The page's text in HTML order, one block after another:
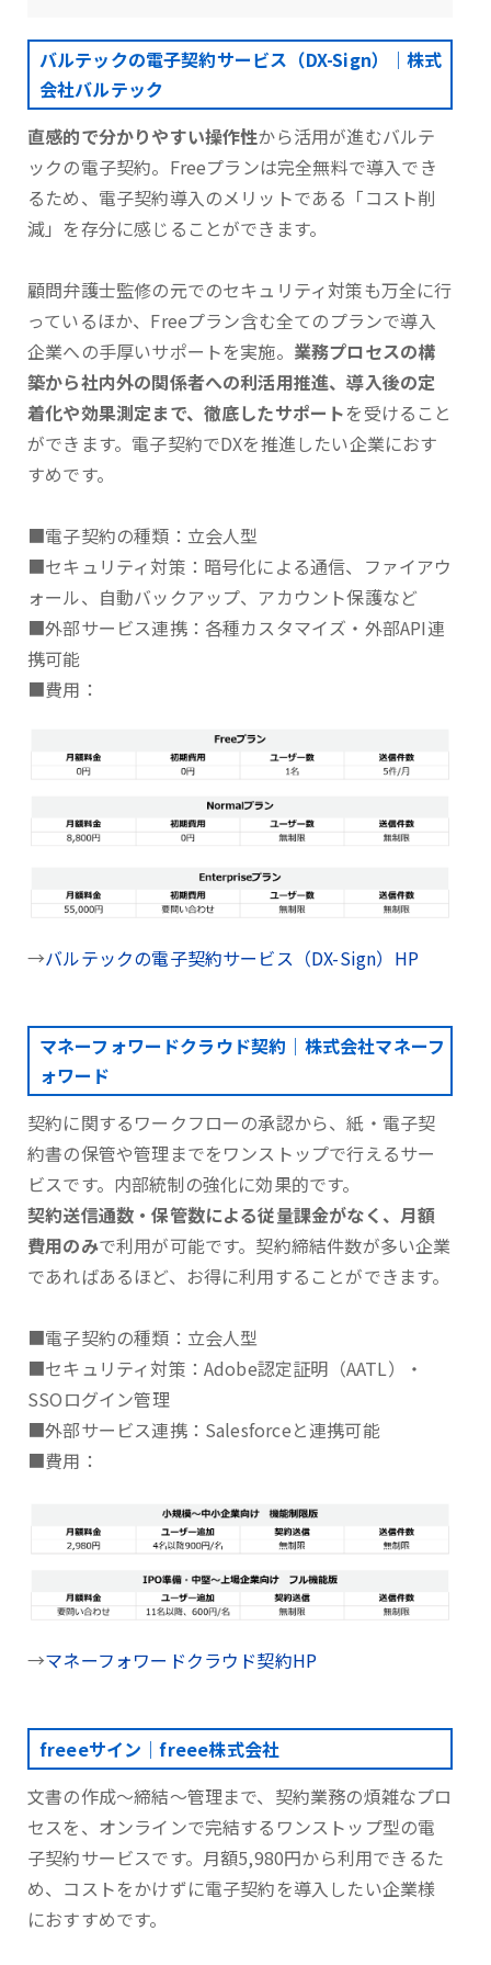
バルテックの電子契約サービス（DX-Sign）｜株式
会社バルテック
直感的で分かりやすい操作性から活用が進むバルテ
ックの電子契約。Freeプランは完全無料で導入でき
るため、電子契約導入のメリットである「コスト削
減」を存分に感じることができます。
顧問弁護士監修の元でのセキュリティ対策も万全に行
っているほか、Freeプラン含む全てのプランで導入
企業への手厚いサポートを実施。 業務プロセスの構
築から社内外の関係者への利活用推進、導入後の定
着化や効果測定まで、徹底したサポートを受けること
ができます。電子契約でDXを推進したい企業におす
すめです。
■電子契約の種類：立会人型
■セキュリティ対策：暗号化による通信、ファイアウ
ォール、自動バックアップ、アカウント保護など
■外部サービス連携：各種カスタマイズ・外部API連
携可能
■費用：
→バルテックの電子契約サービス（DX-Sign）HP
マネーフォワードクラウド契約｜株式会社マネーフ
ォワード
契約に関するワークフローの承認から、紙・電子契
約書の保管や管理までをワンストップで行えるサー
ビスです。内部統制の強化に効果的です。
契約送信通数・保管数による従量課金がなく、月額
費用のみで利用が可能です。契約締結件数が多い企業
であればあるほど、お得に利用することができます。
■電子契約の種類：立会人型
■セキュリティ対策：Adobe認定証明（AATL）・
SSOログイン管理
■外部サービス連携：Salesforceと連携可能
■費用：
→マネーフォワードクラウド契約HP
freeeサイン｜freee株式会社
文書の作成～締結～管理まで、契約業務の煩雑なプロ
セスを、オンラインで完結するワンストップ型の電
子契約サービスです。月額5,980円から利用できるた
め、コストをかけずに電子契約を導入したい企業様
におすすめです。